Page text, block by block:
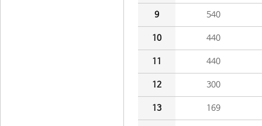
9 540
10 440
11 440
12 300
13 169